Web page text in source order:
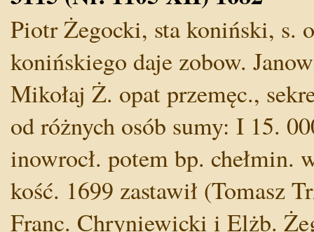
Piotr Żegocki, sta koniński, s.
konińskiego daje zobow.
Mikołaj Ż. opat przemęc.,
od różnych osób sumy: I 15.
inowrocł. potem bp. chełmin.
kość. 1699 zastawił (Tomasz
Franc. Chryniewicki i Elżb.